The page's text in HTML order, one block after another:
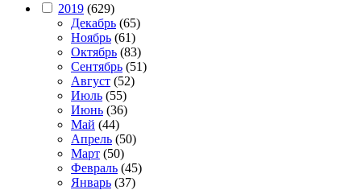
2019 (629)
Декабрь (65)
Ноябрь (61)
Октябрь (83)
Сентябрь (51)
Август (52)
Июль (55)
Июнь (36)
Май (44)
Апрель (50)
Март (50)
Февраль (45)
Январь (37)